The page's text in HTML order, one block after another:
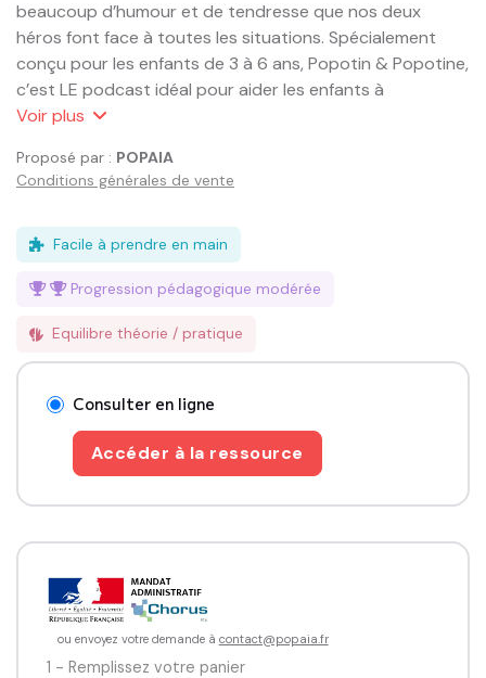
beaucoup d’humour et de tendresse que nos deux
héros font face à toutes les situations. Spécialement
conçu pour les enfants de 3 à 6 ans, Popotin & Popotine,
c’est LE podcast idéal pour aider les enfants à
comprendre et à aborder ces sujets parfois gênants,
hebdomadaire avec Popotin et Popotine, et préparez-
vous à des éclats de rire et des discussions
----------------Vous voulez tout savoir sur nos
https://fantask.crd.coHistoires écrites et racontées par :
Cécilia Dorai Production, Musiques, Sound design et
Visitez acast.com/privacy pour plus d'informations.
Popotin & Popotine sont deux popotins super rigolos
qui discutent de leurs petits soucis… de popotins bien
sûr !De la constipation, en passant par les selles de vélo
trop dures ou la peur d’aller aux toilettes à l’école ; c’est
héros font face à toutes les situations. Spécialement
conçu pour les enfants de 3 à 6 ans, Popotin & Popotine,
c’est LE podcast idéal pour aider les enfants à
comprendre et à aborder ces sujets parfois gênants,
tout en s’amusant !
Voirplus
Proposé par : POPAIA
Conditions générales de vente
Facile à prendre en main
Progression pédagogique modérée
Equilibre théorie / pratique
Consulter en ligne
Accéder à la ressource
ou envoyez votre demande à contact@popaia.fr
1 - Remplissez votre panier